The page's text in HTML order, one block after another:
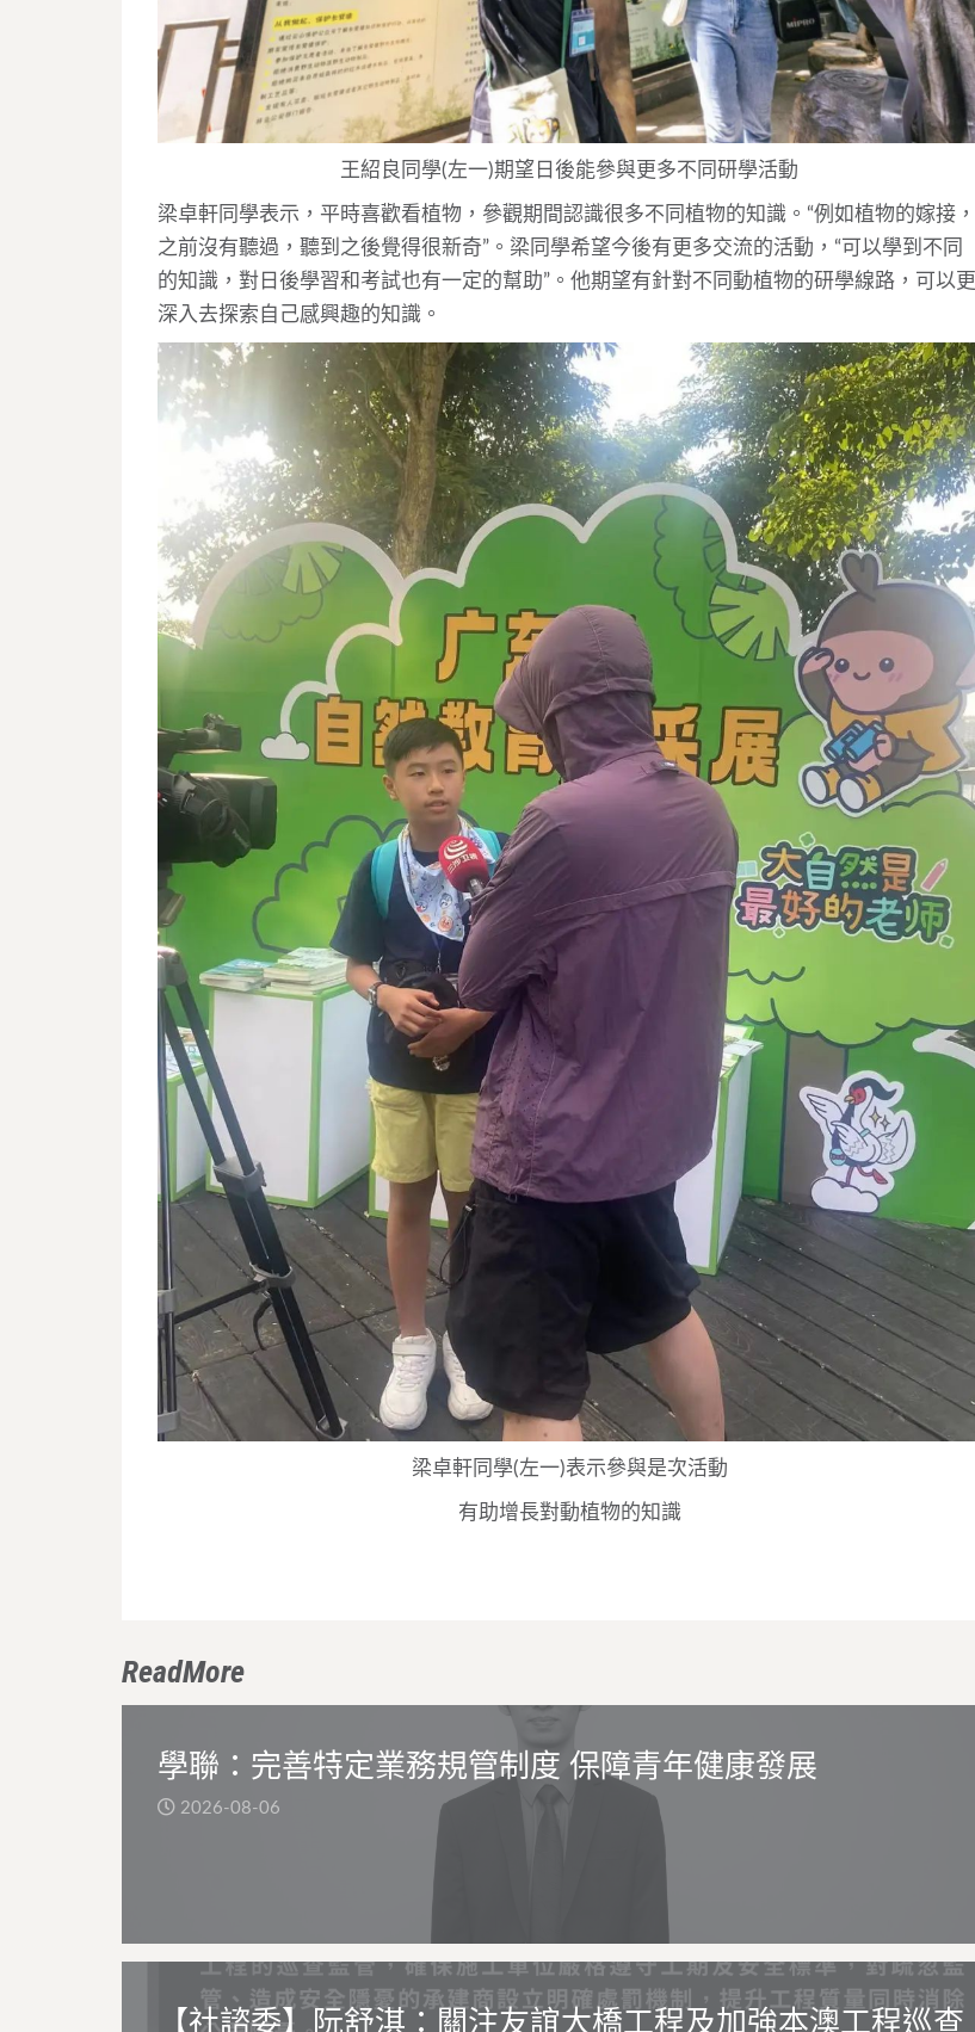
王紹良同學(左一)期望日後能參與更多不同研學活動
梁卓軒同學表示，平時喜歡看植物，參觀期間認識很多不同植物的知識。“例如植物的嫁接，
之前沒有聽過，聽到之後覺得很新奇”。梁同學希望今後有更多交流的活動，“可以學到不同
的知識，對日後學習和考試也有一定的幫助”。他期望有針對不同動植物的研學線路，可以更
深入去探索自己感興趣的知識。
梁卓軒同學(左一)表示參與是次活動
有助增長對動植物的知識
ReadMore
學聯：完善特定業務規管制度 保障青年健康發展
2026-08-06
【社諮委】阮舒淇：關注友誼大橋工程及加強本澳工程巡查